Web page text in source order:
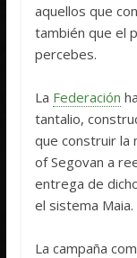
aquellos que
también que el
percebes.
La Federación
tantalio,
que construir la
of Segovan a
entrega de
el sistema Maia.
La campaña